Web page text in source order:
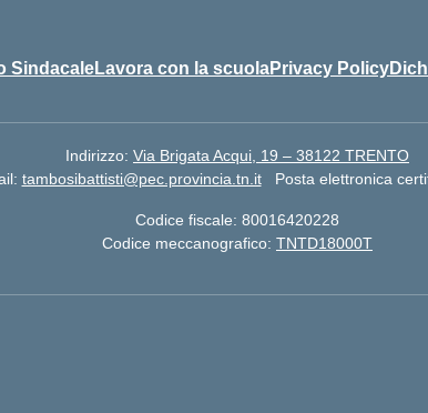
SindacaleLavora con la scuolaPrivacy Policy
Indirizzo: Via Brigata Acqui, 19 – 38122 TRENTO
tambosibattisti@pec.provincia.tn.it Posta elettronica
Codice fiscale: 80016420228
Codice meccanografico: TNTD18000T